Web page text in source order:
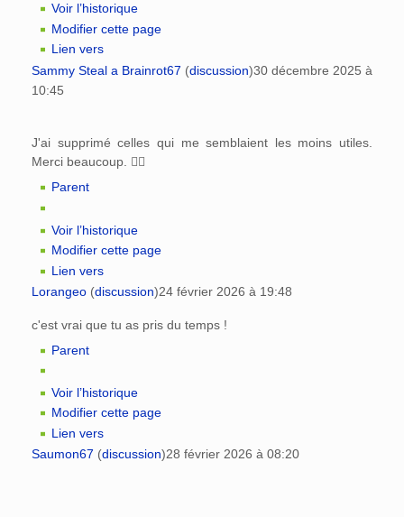
Voir l’historique
Modifier cette page
Lien vers
Sammy Steal a Brainrot67 (discussion)30 décembre 2025 à
10:45
J'ai supprimé celles qui me semblaient les moins utiles.
Merci beaucoup. 👍🏻
Parent
Voir l’historique
Modifier cette page
Lien vers
Lorangeo (discussion)24 février 2026 à 19:48
c'est vrai que tu as pris du temps !
Parent
Voir l’historique
Modifier cette page
Lien vers
Saumon67 (discussion)28 février 2026 à 08:20